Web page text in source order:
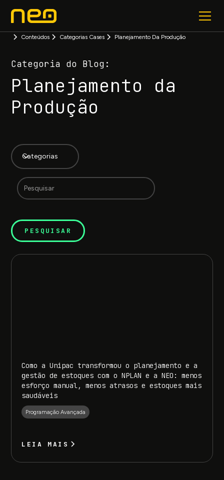
Conteúdos Categorias Cases Planejamento Da Produção
Categoria do Blog:
Planejamento da
Produção
Categorias
Como a Unipac transformou o planejamento e a
gestão de estoques com o NPLAN e a NEO: menos
esforço manual, menos atrasos e estoques mais
saudáveis
Programação Avançada
LEIA MAIS